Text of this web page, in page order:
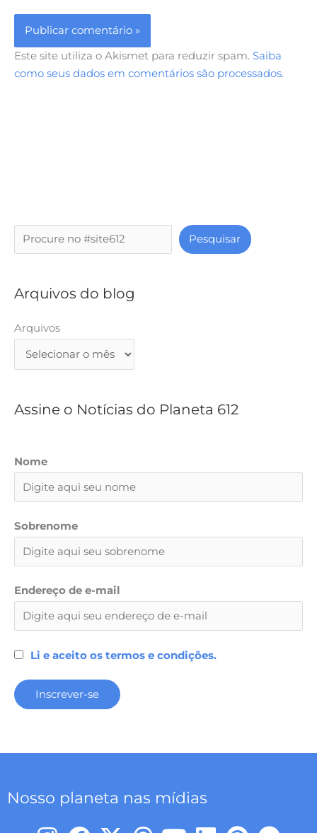
Este site utiliza o Akismet para reduzir spam. Saiba
como seus dados em comentários são processados.
P
i
a
Pesquisar
Arquivos do blog
Arquivos
Assine o Notícias do Planeta 612
Nome
Sobrenome
Endereço de e-mail
Li e aceito os termos e condições.
Nosso planeta nas mídias